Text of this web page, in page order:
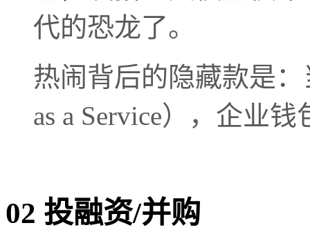
代的恐龙了。
热闹背后的隐藏款是：
as a Service），企业
02 投融资/并购